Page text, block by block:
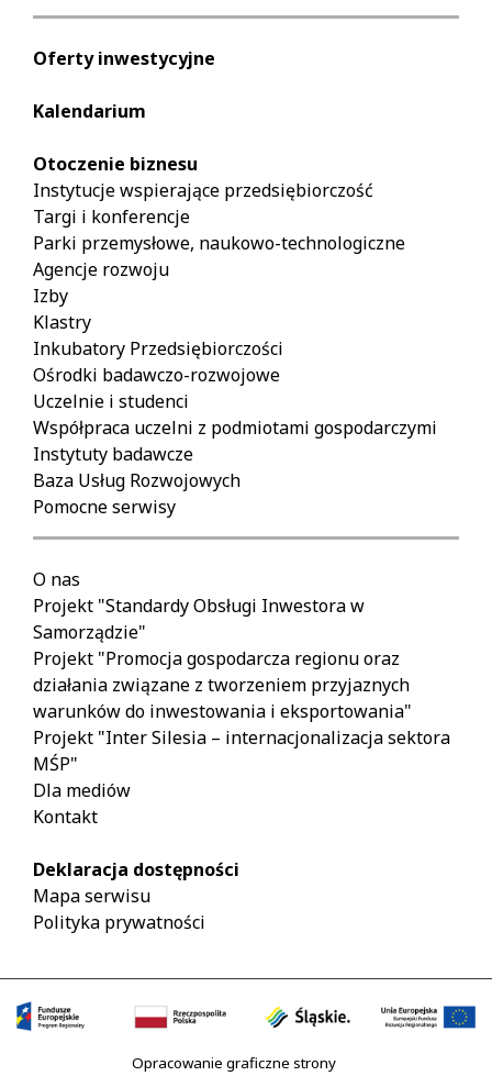
Oferty inwestycyjne
Kalendarium
Otoczenie biznesu
Instytucje wspierające przedsiębiorczość
Targi i konferencje
Parki przemysłowe, naukowo-technologiczne
Agencje rozwoju
Izby
Klastry
Inkubatory Przedsiębiorczości
Ośrodki badawczo-rozwojowe
Uczelnie i studenci
Współpraca uczelni z podmiotami gospodarczymi
Instytuty badawcze
Baza Usług Rozwojowych
Pomocne serwisy
O nas
Projekt "Standardy Obsługi Inwestora w
Samorządzie"
Projekt "Promocja gospodarcza regionu oraz
działania związane z tworzeniem przyjaznych
warunków do inwestowania i eksportowania"
Projekt "Inter Silesia – internacjonalizacja sektora
MŚP"
Dla mediów
Kontakt
Deklaracja dostępności
Mapa serwisu
Polityka prywatności
Opracowanie graficzne strony